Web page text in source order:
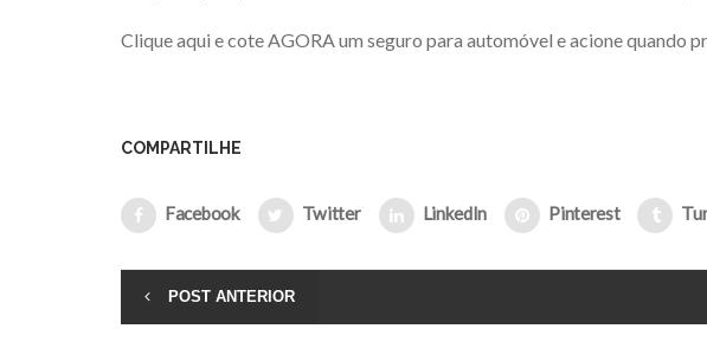
Cliqueaqui e cote AGORA um seguro para automóvel e acione quando
COMPARTILHE
Facebook Twitter LinkedIn Pinterest
POST ANTERIOR